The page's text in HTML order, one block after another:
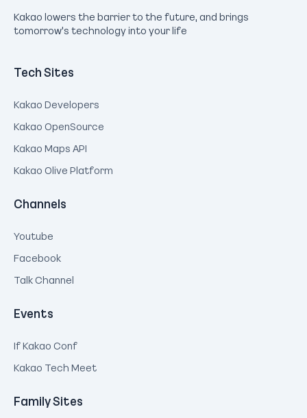
Kakao lowers the barrier to the future, and brings
tomorrow's technology into your life
Tech Sites
Kakao Developers
Kakao OpenSource
Kakao Maps API
Kakao Olive Platform
Channels
Youtube
Facebook
Talk Channel
Events
If Kakao Conf
Kakao Tech Meet
Family Sites